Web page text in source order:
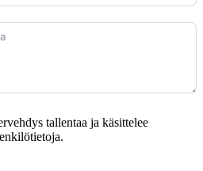
tallentaa ja käsittelee